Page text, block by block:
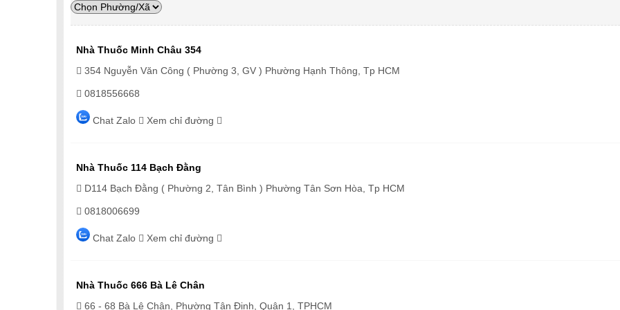
Nhà Thuốc Minh Châu 354
354 Nguyễn Văn Công ( Phường 3, GV ) Phường Hạnh Thông, Tp HCM
0818556668
Chat Zalo Xem chỉ đường
Nhà Thuốc 114 Bạch Đằng
D114 Bạch Đằng ( Phường 2, Tân Bình ) Phường Tân Sơn Hòa, Tp HCM
0818006699
Chat Zalo Xem chỉ đường
Nhà Thuốc 666 Bà Lê Chân
66 - 68 Bà Lê Chân, Phường Tân Định, Quận 1, TPHCM